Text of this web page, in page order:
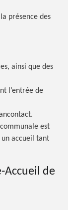
présence des
ainsi que des
l’entrée de
est
accueil tant
Accueil de